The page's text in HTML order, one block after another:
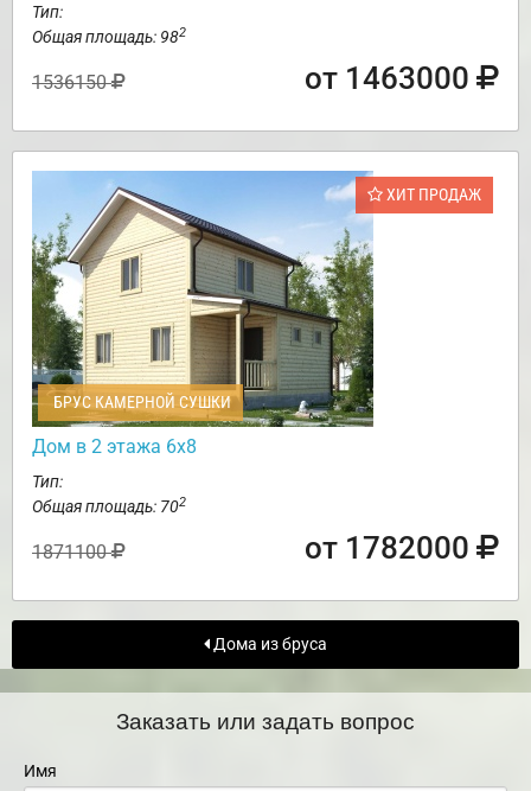
Тип:
Общая площадь: 982
1536150 от 1463000
ХИТ ПРОДАЖ
БРУС КАМЕРНОЙ СУШКИ
Дом в 2 этажа 6х8
Тип:
Общая площадь: 702
1871100 от 1782000
Дома из бруса
Заказать или задать вопрос
Имя